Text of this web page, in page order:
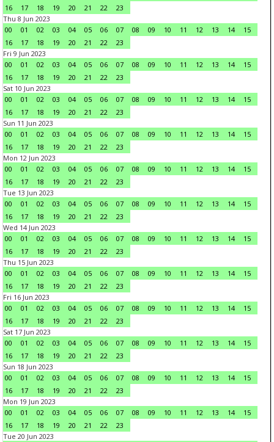
16
17 18 19 20 21 22
23
Thu 8 Jun 2023
00
01 02 03 04 05 06 07 08 09 10 11 12 13 14
15
16
17 18 19 20 21 22
23
Fri 9 Jun 2023
00
01 02 03 04 05 06 07 08 09 10 11 12 13 14
15
16
17 18 19 20 21 22
23
Sat 10 Jun 2023
00
01 02 03 04 05 06 07 08 09 10 11 12 13 14
15
16
17 18 19 20 21 22
23
Sun 11 Jun 2023
00
01 02 03 04 05 06 07 08 09 10 11 12 13 14
15
16
17 18 19 20 21 22
23
Mon 12 Jun 2023
00
01 02 03 04 05 06 07 08 09 10 11 12 13 14
15
16
17 18 19 20 21 22
23
Tue 13 Jun 2023
00
01 02 03 04 05 06 07 08 09 10 11 12 13 14
15
16
17 18 19 20 21 22
23
Wed 14 Jun 2023
00
01 02 03 04 05 06 07 08 09 10 11 12 13 14
15
16
17 18 19 20 21 22
23
Thu 15 Jun 2023
00
01 02 03 04 05 06 07 08 09 10 11 12 13 14
15
16
17 18 19 20 21 22
23
Fri 16 Jun 2023
00
01 02 03 04 05 06 07 08 09 10 11 12 13 14
15
16
17 18 19 20 21 22
23
Sat 17 Jun 2023
00
01 02 03 04 05 06 07 08 09 10 11 12 13 14
15
16
17 18 19 20 21 22
23
Sun 18 Jun 2023
00
01 02 03 04 05 06 07 08 09 10 11 12 13 14
15
16
17 18 19 20 21 22
23
Mon 19 Jun 2023
00
01 02 03 04 05 06 07 08 09 10 11 12 13 14
15
16
17 18 19 20 21 22
23
Tue 20 Jun 2023